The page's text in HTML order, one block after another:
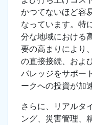
かつてないほど容
なっています。特
分な地域における
要の高まりにより
の直接接続、およ
バレッジをサポー
ークへの投資が加
さらに、リアルタ
ング、災害管理、